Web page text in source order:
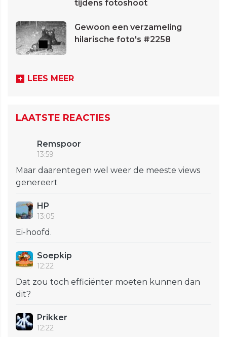
tijdens fotoshoot
Gewoon een verzameling
hilarische foto's #2258
LEES MEER
LAATSTE REACTIES
Remspoor
13:59
Maar daarentegen wel weer de meeste views
genereert
HP
13:05
Ei-hoofd.
Soepkip
12:22
Dat zou toch efficiënter moeten kunnen dan
dit?
Prikker
12:22